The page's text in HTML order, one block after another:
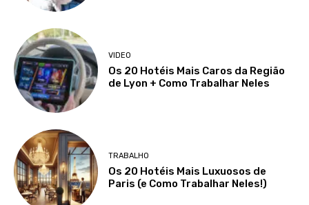
VIDEO
Os 20 Hotéis Mais Caros da Região
de Lyon + Como Trabalhar Neles
TRABALHO
Os 20 Hotéis Mais Luxuosos de
Paris (e Como Trabalhar Neles!)